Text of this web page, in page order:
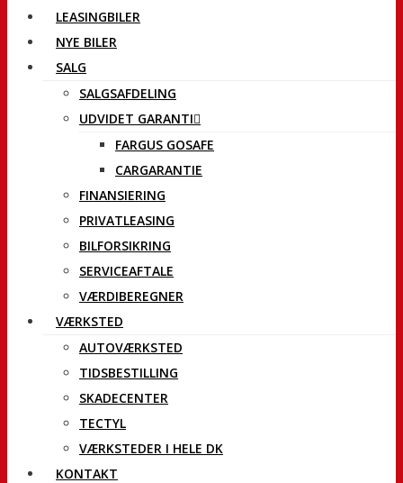
LEASINGBILER
NYE BILER
SALG
SALGSAFDELING
UDVIDET GARANTI
FARGUS GOSAFE
CARGARANTIE
FINANSIERING
PRIVATLEASING
BILFORSIKRING
SERVICEAFTALE
VÆRDIBEREGNER
VÆRKSTED
AUTOVÆRKSTED
TIDSBESTILLING
SKADECENTER
TECTYL
VÆRKSTEDER I HELE DK
KONTAKT